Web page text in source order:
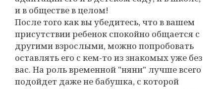
и в обществе в целом!
После того как вы убедитесь, что в вашем
присутствии ребенок спокойно общается с
другими взрослыми, можно попробовать
оставлять его с кем-то из знакомых уже без
вас. На роль временной "няни" лучше всего
подойдет даже не бабушка, с которой